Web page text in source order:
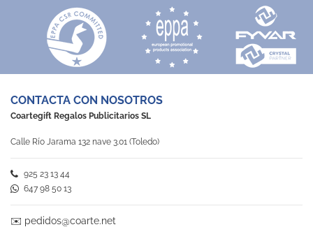
CONTACTA CON NOSOTROS
Coartegift Regalos Publicitarios SL
Calle Río Jarama 132 nave 3.01 (Toledo)
925 23 13 44
647 98 50 13
✉️ pedidos@coarte.net